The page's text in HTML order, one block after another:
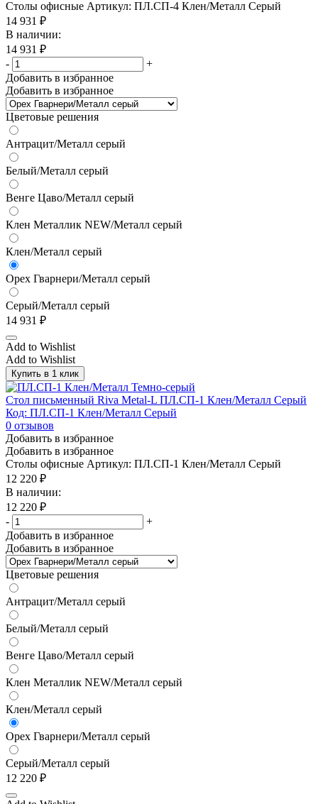
Столы офисные Артикул: ПЛ.СП-4 Клен/Металл Серый
14 931 ₽
В наличии:
14 931 ₽
-
+
Добавить в избранное
Добавить в избранное
Цветовые решения
Антрацит/Металл серый
Белый/Металл серый
Венге Цаво/Металл серый
Клен Металлик NEW/Металл серый
Клен/Металл серый
Орех Гварнери/Металл серый
Серый/Металл серый
14 931 ₽
Add to Wishlist
Add to Wishlist
Купить в 1 клик
Стол письменный Riva Metal-L ПЛ.СП-1 Клен/Металл Серый
Код: ПЛ.СП-1 Клен/Металл Серый
0 отзывов
Добавить в избранное
Добавить в избранное
Столы офисные Артикул: ПЛ.СП-1 Клен/Металл Серый
12 220 ₽
В наличии:
12 220 ₽
-
+
Добавить в избранное
Добавить в избранное
Цветовые решения
Антрацит/Металл серый
Белый/Металл серый
Венге Цаво/Металл серый
Клен Металлик NEW/Металл серый
Клен/Металл серый
Орех Гварнери/Металл серый
Серый/Металл серый
12 220 ₽